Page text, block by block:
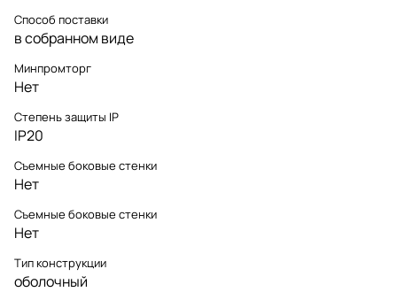
Способ поставки
в собранном виде
Минпромторг
Нет
Степень защиты IP
IP20
Съемные боковые стенки
Нет
Съемные боковые стенки
Нет
Тип конструкции
оболочный